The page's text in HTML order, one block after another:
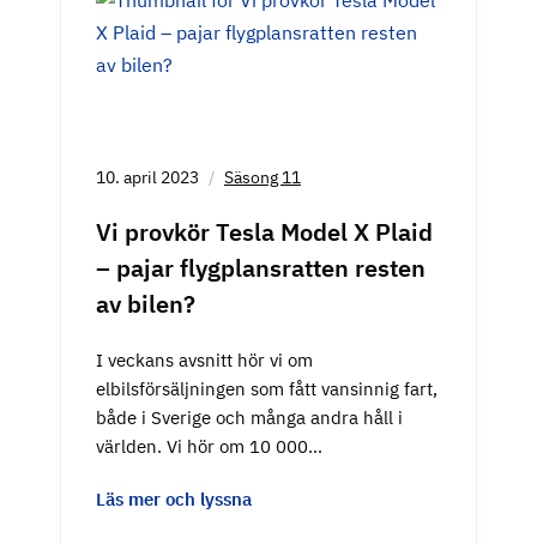
10. april 2023 Säsong 11
Vi provkör Tesla Model X Plaid
– pajar flygplansratten resten
av bilen?
I veckans avsnitt hör vi om
elbilsförsäljningen som fått vansinnig fart,
både i Sverige och många andra håll i
världen. Vi hör om 10 000…
Läs mer och lyssna